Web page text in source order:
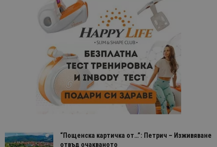
“Пощенска картичка от…”: Петрич – Изживяване
отвъд очакваното